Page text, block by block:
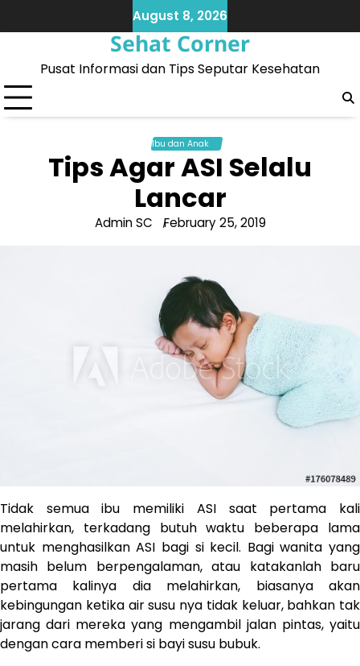
to
August 8, 2026
Sehat Corner
Pusat Informasi dan Tips Seputar Kesehatan
Ibu dan Anak
Tips Agar ASI Selalu
Lancar
Admin SC February 25, 2019
Tidak semua ibu memiliki ASI saat pertama kali
melahirkan, terkadang butuh waktu beberapa lama
untuk menghasilkan ASI bagi si kecil. Bagi wanita yang
masih belum berpengalaman, atau katakanlah baru
pertama kalinya dia melahirkan, biasanya akan
kebingungan ketika air susu nya tidak keluar, bahkan tak
jarang dari mereka yang mengambil jalan pintas, yaitu
dengan cara memberi si bayi susu bubuk.